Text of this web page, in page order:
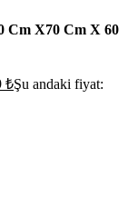
Cm X70 Cm X 60
₺Şu andaki fiyat: